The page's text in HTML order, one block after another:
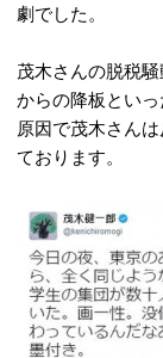
劇でした。
茂木さんの脱税
からの降板とい
原因で茂木さん
ております。